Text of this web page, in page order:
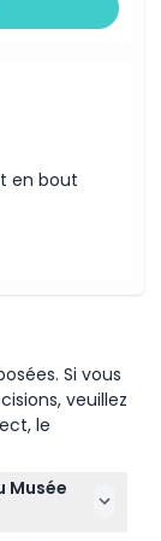
en bout
Si vous
veuillez
le
Musée